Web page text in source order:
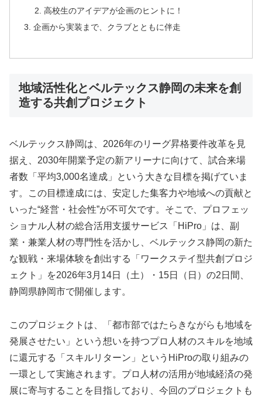
高校生のアイデアが企画のヒントに！
企画から実装まで、クラブとともに伴走
地域活性化とベルテックス静岡の未来を創
造する共創プロジェクト
ベルテックス静岡は、2026年のリーグ昇格要件改革を見
据え、2030年開業予定の新アリーナに向けて、試合来場
者数「平均3,000名達成」という大きな目標を掲げていま
す。この目標達成には、安定した集客力や地域への貢献と
いった“経営・社会性”が不可欠です。そこで、プロフェッ
ショナル人材の総合活用支援サービス「HiPro」は、副
業・兼業人材の専門性を活かし、ベルテックス静岡の新た
な観戦・来場体験を創出する「ワークステイ型共創プロジ
ェクト」を2026年3月14日（土）・15日（日）の2日間、
静岡県静岡市で開催します。
このプロジェクトは、「都市部ではたらきながらも地域を
発展させたい」という想いを持つプロ人材のスキルを地域
に還元する「スキルリターン」というHiProの取り組みの
一環として実施されます。プロ人材の活用が地域経済の発
展に寄与することを目指しており、今回のプロジェクトも